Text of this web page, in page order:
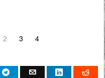
2 3 4